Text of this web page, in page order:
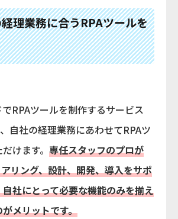
理業務に合うRPAツールを
RPAツールを制作するサービス
自社の経理業務にあわせてRPAツ
けます。専任スタッフのプロが
リング、設計、開発、導入をサポ
社にとって必要な機能のみを揃え
メリットです。